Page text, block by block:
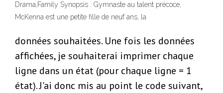
Drama,Family Synopsis : Gymnaste au talent précoce,
McKenna est une petite fille de neuf ans, la
données souhaitées. Une fois les données
affichées, je souhaiterai imprimer chaque
ligne dans un état (pour chaque ligne = 1
état). J'ai donc mis au point le code suivant,